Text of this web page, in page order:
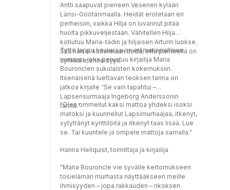
Antti saapuvat pieneen Vesenen kylään
Länsi-Göötänmaalla. Heidät erotetaan eri
perheisiin, vaikka HIlja on luvannut pitää
huolta pikkuveljestään. Vähitellen Hilja
kotiutuu Maria-tädin ja hiljaisen Arturin luokse.
Sitä hän ei kuitenkaan tiedä, että perheellä on
synkkä menneisyys.
Tyttö lappu kaulassa on elämäkerrallinen
romaani, joka perustuu kirjailija Maria
Bouronclen sukulaisten kokemuksiin.
Itsenäisenä luettavan teoksen tarina on
jatkoa kirjalle “Se vain tapahtui –
Lapsensurmaaja Ingeborg Anderssonin
tarina.”
"Olen ommellut kaksi mattoa yhdeksi isoksi
matoksi ja kuunnellut Lapsimurhaajaa, itkenyt,
sytyttänyt kynttilöitä ja itkenyt taas lisää. Lue
se. Tai kuuntele ja ompele mattoja samalla."
Hanna Hellquist, toimittaja ja kirjailija
"Maria Bouroncle vie syvälle kertomukseen
tosielämän murhasta näyttääkseen meille
ihmisyyden – jopa rakkauden – rikoksen